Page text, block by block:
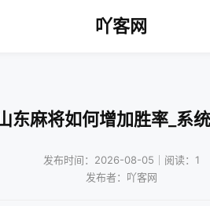
吖客网
东麻将如何增加胜率_系
发布时间：2026-08-05｜阅读：1
发布者：吖客网